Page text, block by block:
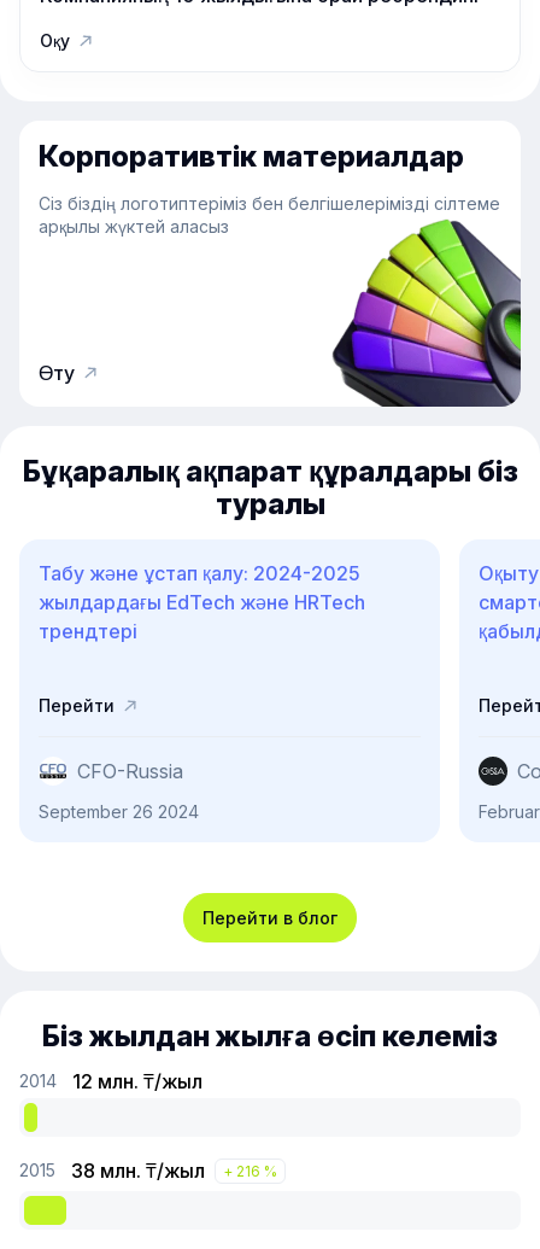
Оқу
Корпоративтік материалдар
Сіз біздің логотиптеріміз бен белгішелерімізді сілтеме
арқылы жүктей аласыз
Өту
Бұқаралық ақпарат құралдары біз
туралы
Табу және ұстап қалу: 2024-2025
жылдардағы EdTech және HRTech
трендтері
Перейти
CFO-Russia
September 26 2024
Перейти в блог
Біз жылдан жылға өсіп келеміз
2014 12 млн. ₸/жыл
2015 38 млн. ₸/жыл + 216 %